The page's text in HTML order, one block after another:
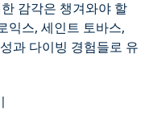
감각은 챙겨와야 할
익스, 세인트 토바스,
과 다이빙 경험들로 유